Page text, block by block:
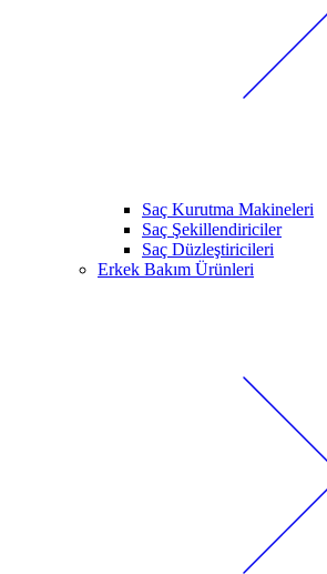
Saç Kurutma Makineleri
Saç Şekillendiriciler
Saç Düzleştiricileri
Erkek Bakım Ürünleri